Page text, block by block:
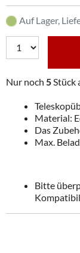
Auf Lager,
Nur noch 5Stück
Material:
Das
Max.
Bitte